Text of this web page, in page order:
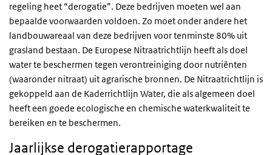
regeling heet “derogatie”. Deze bedrijven moeten wel aan
bepaalde voorwaarden voldoen. Zo moet onder andere het
landbouwareaal van deze bedrijven voor tenminste 80% uit
grasland bestaan. De Europese Nitraatrichtlijn heeft als doel
water te beschermen tegen verontreiniging door nutriënten
(waaronder nitraat) uit agrarische bronnen. De Nitraatrichtlijn is
gekoppeld aan de Kaderrichtlijn Water, die als algemeen doel
heeft een goede ecologische en chemische waterkwaliteit te
bereiken en te beschermen.
Jaarlijkse derogatierapportage